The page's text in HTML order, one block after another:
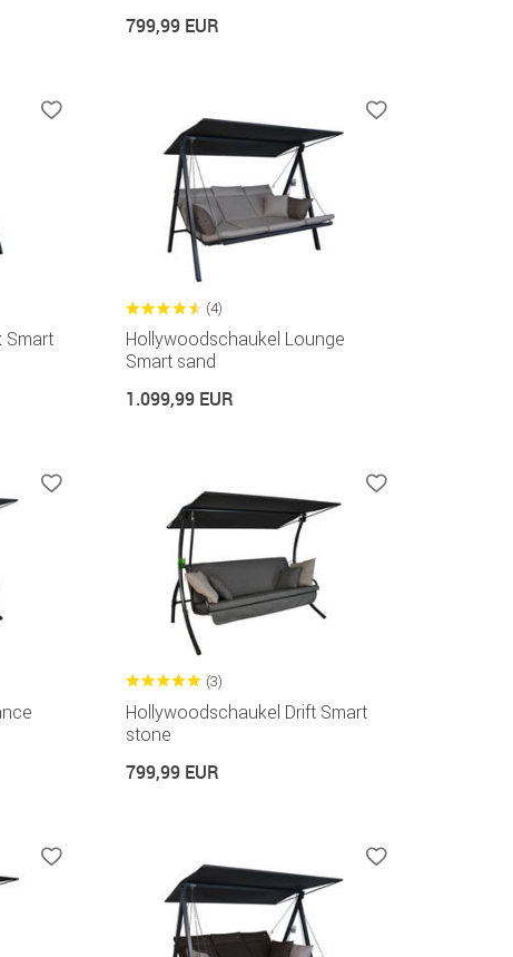
799,99 EUR
Smart
(4)
Hollywoodschaukel Lounge
Smart sand
1.099,99 EUR
(3)
Hollywoodschaukel Drift Smart
stone
799,99 EUR